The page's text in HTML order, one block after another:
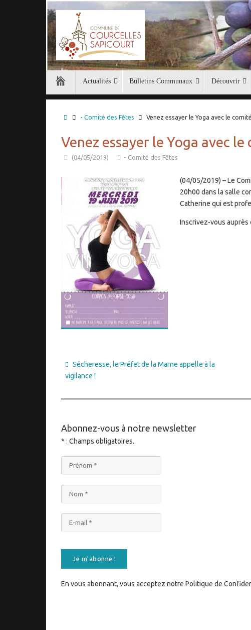
Passer
contenu
Actualités Bulletins Communaux Découvrir
Accueil- Comité des Fêtes Venez essayer le Yoga avec le
Venez essayer le Yoga avec
(04/05/2019) - Comité des Fêtes
(04/05/2019) – Le
20h00 dans la salle
Catherine qui est
Inscrivez-vous auprès
Sécheresse, le Préfet de la Marne appelle à la
vigilance !
Abonnez-vous à notre newsletter
* : Champs obligatoires.
En vous abonnant, vous acceptez notre Politique de